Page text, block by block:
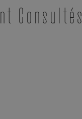
Consultés